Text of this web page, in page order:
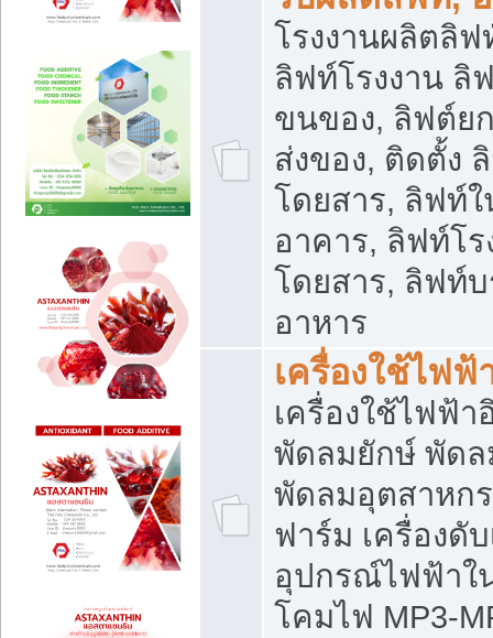
โรงงานผลิตลิ
ลิฟท์โรงงาน ลิ
ขนของ, ลิฟต์ย
ส่งของ, ติดตั้ง
โดยสาร, ลิฟท์
อาคาร, ลิฟท์โ
โดยสาร, ลิฟท์
อาหาร
เครื่องใช้ไฟฟ้
เครื่องใช้ไฟฟ้า
พัดลมยักษ์ พัด
พัดลมอุตสาหก
ฟาร์ม เครื่องดั
อุปกรณ์ไฟฟ้าใ
โคมไฟ MP3-